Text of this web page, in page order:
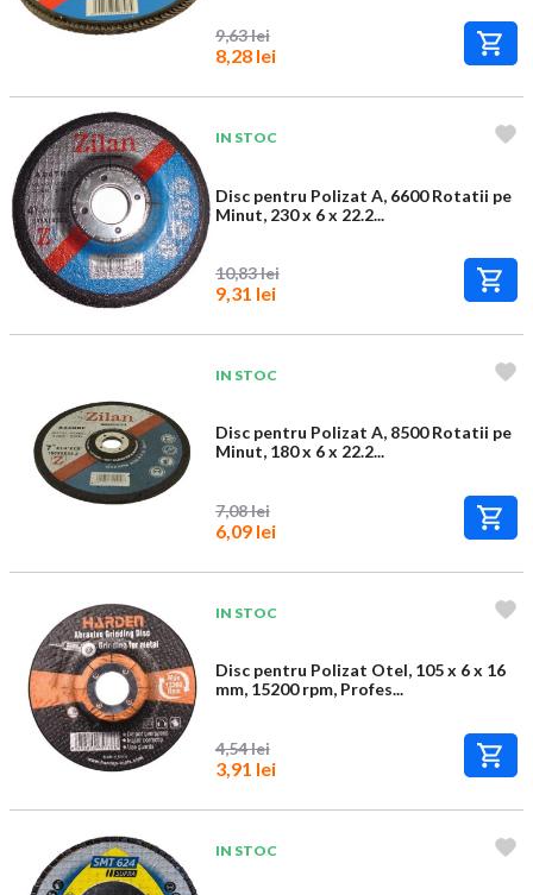
9,63 lei
8,28 lei
IN STOC
Disc pentru Polizat A, 6600 Rotatii pe
Minut, 230 x 6 x 22.2...
10,83 lei
9,31 lei
IN STOC
Disc pentru Polizat A, 8500 Rotatii pe
Minut, 180 x 6 x 22.2...
7,08 lei
6,09 lei
IN STOC
Disc pentru Polizat Otel, 105 x 6 x 16
mm, 15200 rpm, Profes...
4,54 lei
3,91 lei
IN STOC